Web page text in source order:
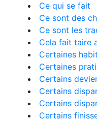
Ce qui se fait
Ce sont des
Ce sont les
Cela fait taire
Certaines
Certaines
Certains
Certains
Certains
Certains